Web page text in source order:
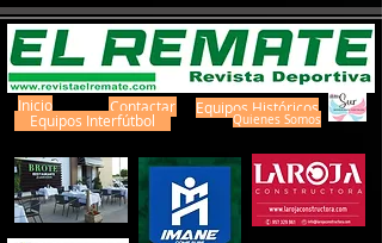
Inicio Contactar
Equipos Interfútbol
Equipos Históricos
Quienes Somos